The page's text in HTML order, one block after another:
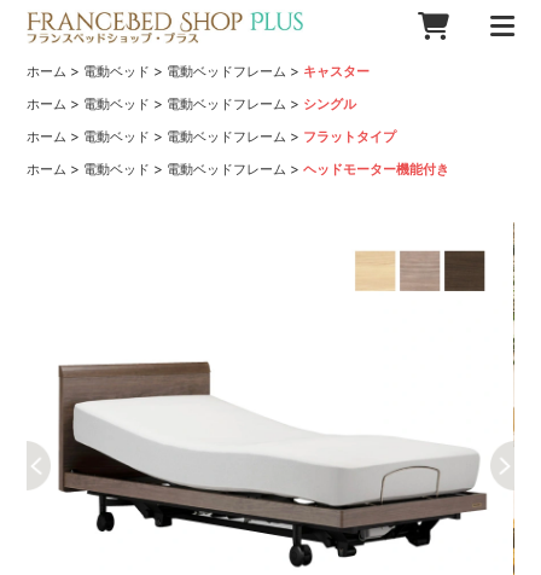
ホーム > 電動ベッド > 電動ベッドフレーム > キャスター
ホーム > 電動ベッド > 電動ベッドフレーム > シングル
ホーム > 電動ベッド > 電動ベッドフレーム > フラットタイプ
ホーム > 電動ベッド > 電動ベッドフレーム >ヘッドモーター機能付き